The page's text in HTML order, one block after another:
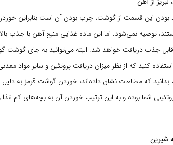
بودن این قسمت از گوشت، چرب بودن آن است بنابراین
آهن قابل جذب دریافت خواهد شد. البته می‌توانید به جای گوشت
که مطالعات نشان داده‌اند، خوردن گوشت قرمز به دلیل
شما بوده و به این ترتیب خوردن آن به بچه‌های کم غذا
شیرین